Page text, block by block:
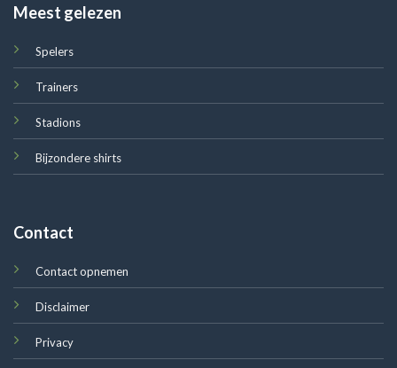
Meest gelezen
Spelers
Trainers
Stadions
Bijzondere shirts
Contact
Contact opnemen
Disclaimer
Privacy